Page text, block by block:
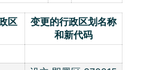
区
变更的行政区划名称
和新代码